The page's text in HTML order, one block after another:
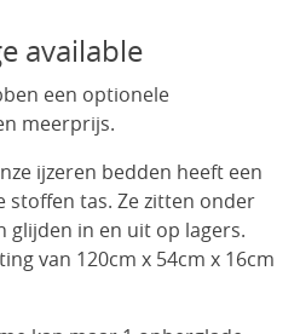
available
een optionele
meerprijs.
ijzeren bedden heeft een
stoffen tas. Ze zitten onder
glijden in en uit op lagers.
van 120cm x 54cm x 16cm